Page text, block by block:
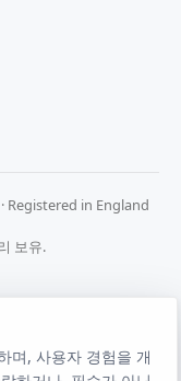
Registered in England
보유.
며, 사용자 경험을 개